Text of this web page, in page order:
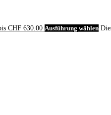
CHF 630.00 Ausführung wählen